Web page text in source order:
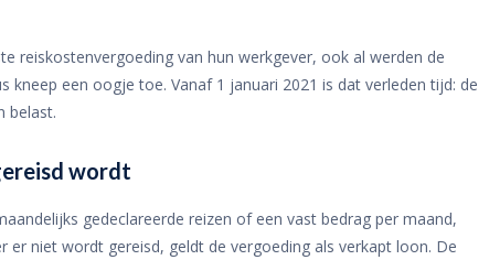
reiskostenvergoeding van hun werkgever, ook al werden de
kneep een oogje toe. Vanaf 1 januari 2021 is dat verleden tijd: de
belast.
wordt
gedeclareerde reizen of een vast bedrag per maand,
niet wordt gereisd, geldt de vergoeding als verkapt loon. De